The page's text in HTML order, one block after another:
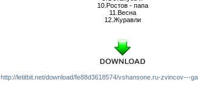
10.Ростов - папа
11.Весна
12.Журавли
http://letitbit.net/download/fe88d3618574/vshansone.ru-zvincov---